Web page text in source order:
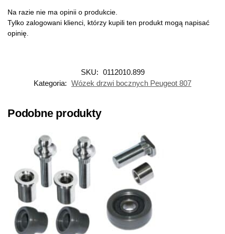
Na razie nie ma opinii o produkcie.
Tylko zalogowani klienci, którzy kupili ten produkt mogą napisać
opinię.
SKU: 0112010.899
Kategoria: Wózek drzwi bocznych Peugeot 807
Podobne produkty